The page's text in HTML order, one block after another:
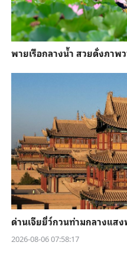
พายเรือกลางน้ำ สวยดั่งภาพ
ด่านเจียยี่ว์กวนท่ามกลางแส
2026-08-06 07:58:17